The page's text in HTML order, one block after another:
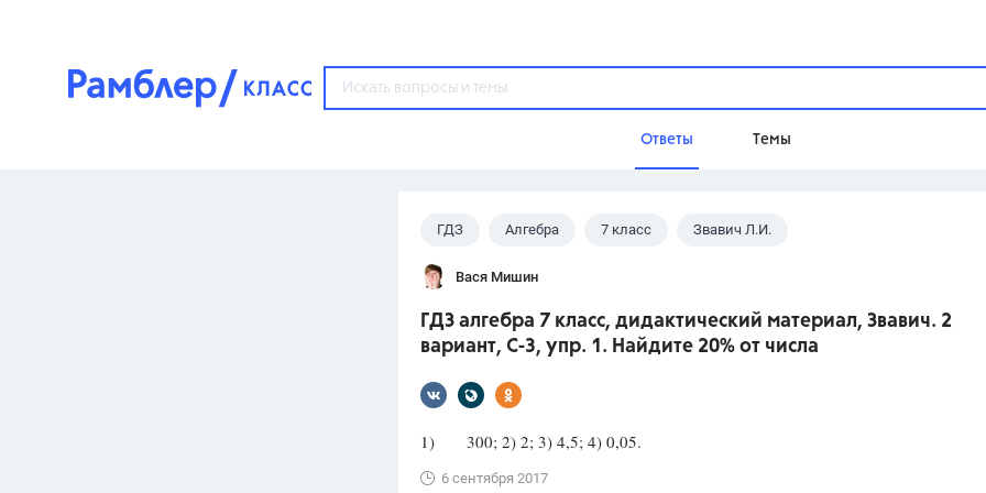
Ответы Темы
Популярные темы
ОГЭ
ФИПИ
ответов
Домашнее задание
ГДЗ Алгебра 7 класс Звавич Л.И.
Вася Мишин
ГДЗ алгебра 7 класс, дидактический материал, Звавич. 2
вариант, С-3, упр. 1. Найдите 20% от числа
1) 300; 2) 2; 3) 4,5; 4) 0,05.
6 сентября 2017